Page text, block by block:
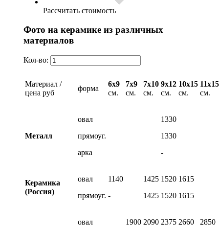
Рассчитать стоимость
Фото на керамике из различных
материалов
Кол-во:
Материал /
цена руб
форма
6х9
см.
7х9
см.
7х10
см.
9х12
см.
10х15
см.
11х15
см.
Металл
овал
прямоуг.
арка
1330
1330
-
Керамика
(Россия)
овал
прямоуг.
1140
-
1425
1425
1520
1520
1615
1615
овал
1900 2090 2375 2660
2850